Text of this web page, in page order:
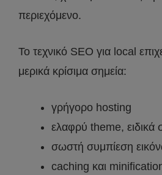
περιεχόμενο.
Το τεχνικό SEO για local
μερικά κρίσιμα σημεία:
γρήγορο hosting
ελαφρύ theme, ειδικά
σωστή συμπίεση
caching και